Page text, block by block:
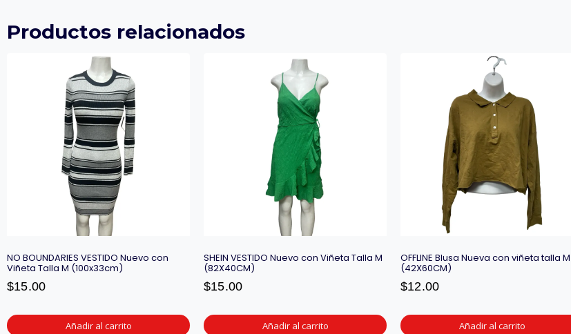
Productos relacionados
NO BOUNDARIES VESTIDO Nuevo con
Viñeta Talla M (100x33cm)
$15.00
Añadir al carrito
SHEIN VESTIDO Nuevo con Viñeta Talla M
(82X40CM)
$15.00
Añadir al carrito
OFFLINE Blusa Nueva con viñeta talla M
(42X60CM)
$12.00
Añadir al carrito